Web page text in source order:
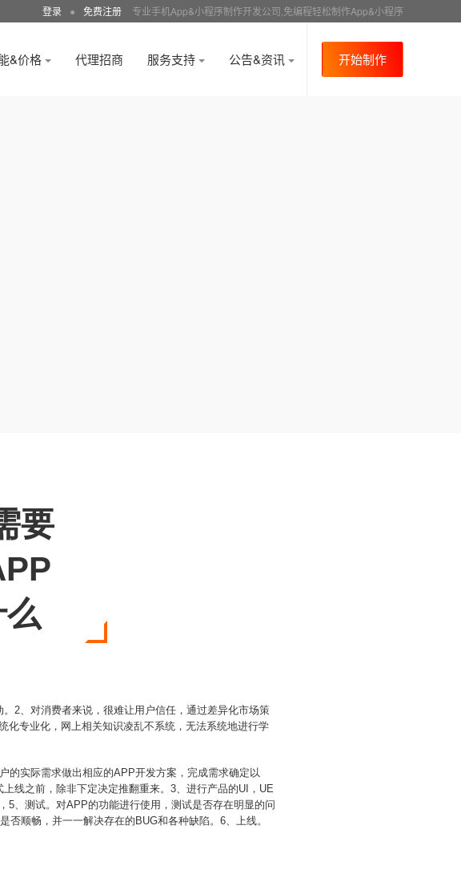
登录 ● 免费注册 专业手机App&小程序制作开发公司,免编程轻松制作App&小程序
&价格 代理招商 服务支持 公告&资讯 开始制作
要
2、对消费者来说，很难让用户信任，通过差异化市场策
化专业化，网上相关知识凌乱不系统，无法系统地进行学
的实际需求做出相应的APP开发方案，完成需求确定以
线之前，除非下定决定推翻重来。3、进行产品的UI，UE
5、测试。对APP的功能进行使用，测试是否存在明显的问
顺畅，并一一解决存在的BUG和各种缺陷。6、上线。